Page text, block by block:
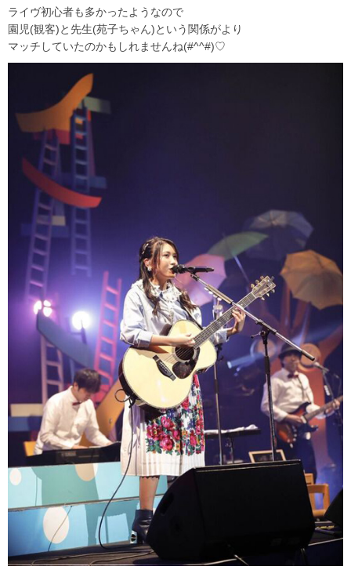
ライヴ初心者も多かったようなので
園児(観客)と先生(苑子ちゃん)という関係がより
マッチしていたのかもしれませんね(#^^#)♡